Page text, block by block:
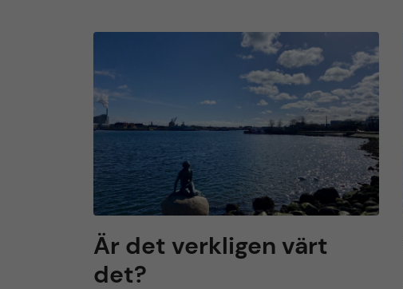
Är det verkligen värt
det?